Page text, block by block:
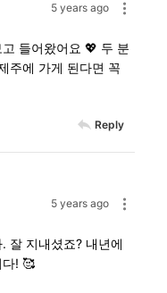
5 years ago
들어왔어요 💖 두 분
주에 가게 된다면 꼭
Reply
5 years ago
잘 지내셨죠? 내년에
! 🥰